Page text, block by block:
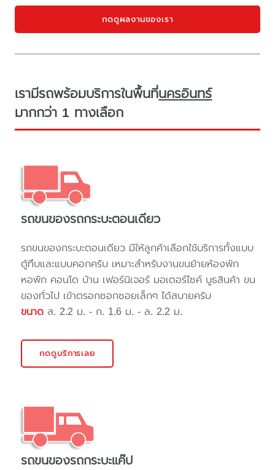
กดดูผลงานของเรา
เรามีรถพร้อมบริการในพื้นที่นครอินทร์
มากกว่า 1 ทางเลือก
รถขนของรถกระบะตอนเดียว
รถขนของกระบะตอนเดียว มีให้ลูกค้าเลือกใช้บริการทั้งแบบ
ตู้ทึบและแบบคอกครับ เหมาะสำหรับงานขนย้ายห้องพัก
หอพัก คอนโด บ้าน เฟอร์นิเจอร์ มอเตอร์ไซค์ บูธสินค้า ขน
ของทั่วไป เข้าตรอกซอกซอยเล็กๆ ได้สบายครับ
ขนาด ส. 2.2 ม. - ก. 1.6 ม. - ล. 2.2 ม.
กดดูบริการเลย
รถขนของรถกระบะแค๊ป